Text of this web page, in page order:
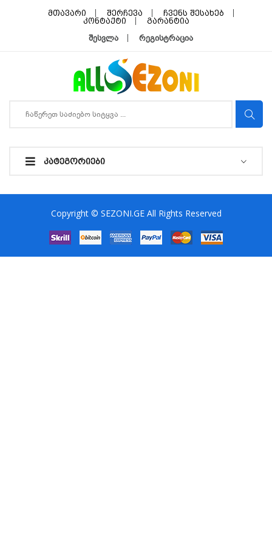
მთავარი შერჩევა
ჩვენს შესახებ
კონტაქტი
გარანტია
შესვლა რეგისტრაცია
ᲙᲐᲢᲔᲒᲝᲠᲘᲔᲑᲘ
Copyright © SEZONI.GE All Rights Reserved